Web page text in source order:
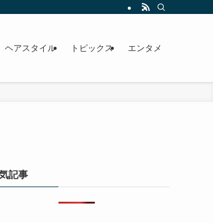
ヘアスタイル トピックス エンタメ
記事